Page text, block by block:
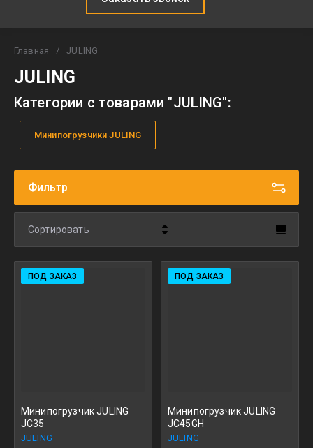
Главная / JULING
JULING
Категории с товарами "JULING":
Минипогрузчики JULING
Фильтр
Сортировать
Цена - возрастание
ПОД ЗАКАЗ
Минипогрузчик JULING
JC35
JULING
ПОД ЗАКАЗ
Минипогрузчик JULING
JC45GH
JULING